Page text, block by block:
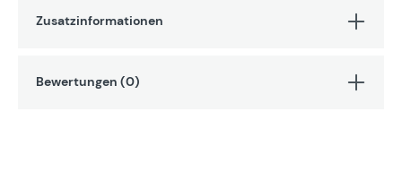
Zusatzinformationen
Bewertungen (0)